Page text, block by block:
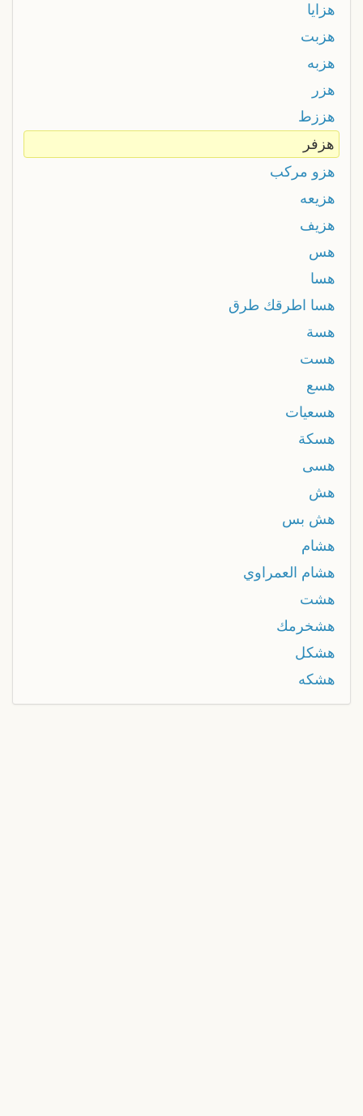
هزايا
هزبت
هزبه
هزر
هززط
هزفر
هزو مركب
هزيعه
هزيف
هس
هسا
هسا اطرقك طرق
هسة
هست
هسع
هسعيات
هسكة
هسى
هش
هش بس
هشام
هشام العمراوي
هشت
هشخرمك
هشكل
هشكه